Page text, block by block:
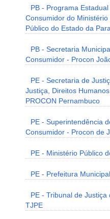
PB - Programa
Consumidor do
Público do Estado da
PB - Secretaria
Consumidor - Procon
PE - Secretaria de
Justiça, Direitos
PROCON Pernambuco
PE - Superintendência
Consumidor - Procon de
PE - Ministério Público
PE - Prefeitura
PE - Tribunal de
TJPE